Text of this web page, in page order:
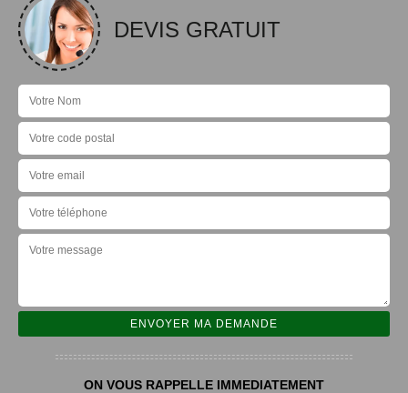
DEVIS GRATUIT
ON VOUS RAPPELLE IMMEDIATEMENT